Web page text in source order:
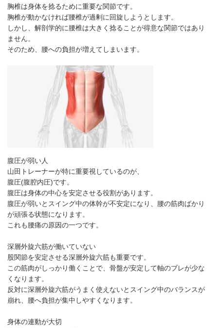
胸椎は身体を捻るために重要な関節です。
胸椎が動かなければ腰椎が過剰に回旋しようとします。
しかし、解剖学的に腰椎は大きく捻ることが得意な関節ではあり
ません。
そのため、腰への負担が増えてしまいます。
腹圧が弱い人
山田トレーナーが特に重要視しているのが、
腹圧(腹腔内圧)です。
腹圧は身体の中心を安定させる役割があります。
腹圧が弱いとスイング中の体幹が不安定になり、腰の筋肉ばかり
が頑張る状態になります。
これも腰痛の原因の一つです。
深層外旋六筋が働いていない
股関節を安定させる深層外旋六筋も重要です。
この筋肉がしっかり働くことで、骨盤が安定して軸のブレが少な
くなります。
反対に深層外旋六筋がうまく使えないとスイング中のバランスが
崩れ、腰へ負担が集中しやすくなります。
身体の連動が大切